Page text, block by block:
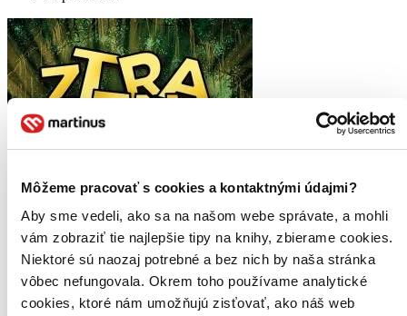
Môžeme pracovať s cookies a kontaktnými údajmi?
Aby sme vedeli, ako sa na našom webe správate, a mohli
vám zobraziť tie najlepšie tipy na knihy, zbierame cookies.
Niektoré sú naozaj potrebné a bez nich by naša stránka
vôbec nefungovala. Okrem toho používame analytické
cookies, ktoré nám umožňujú zisťovať, ako náš web